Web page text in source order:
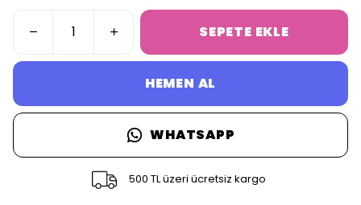
SEPETE EKLE
HEMEN AL
WHATSAPP
500 TL üzeri ücretsiz kargo